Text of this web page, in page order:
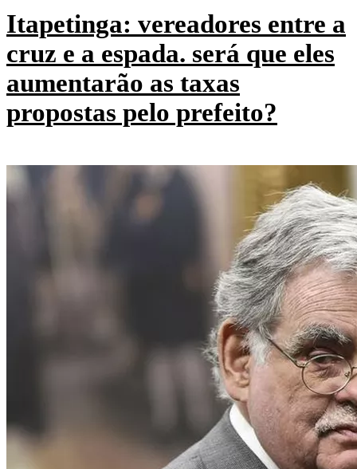
Itapetinga: vereadores entre a
cruz e a espada. será que eles
aumentarão as taxas
propostas pelo prefeito?